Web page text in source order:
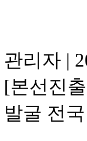
관리자 |
[본선진
발굴 전